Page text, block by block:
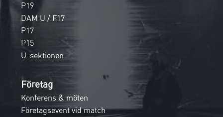
P19
DAM U / F17
P17
P15
U-sektionen
Företag
Konferens & möten
Företagsevent vid match